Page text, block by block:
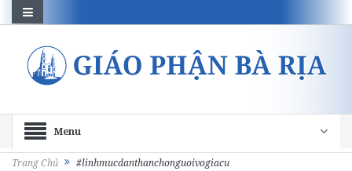
Menu
Trang Chủ #linhmucdanthanchonguoivogiacu